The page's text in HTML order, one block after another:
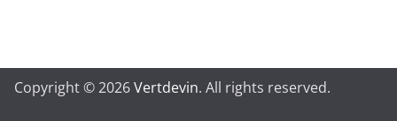
Copyright © 2026Vertdevin. All rights reserved.